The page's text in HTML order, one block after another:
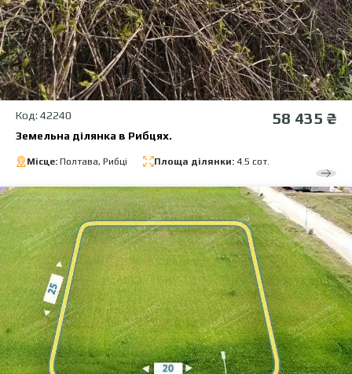
Код: 42240 58 435 ₴
Земельна ділянка в Рибцях.
Місце: Полтава, Рибці Площа ділянки: 4.5 сот.